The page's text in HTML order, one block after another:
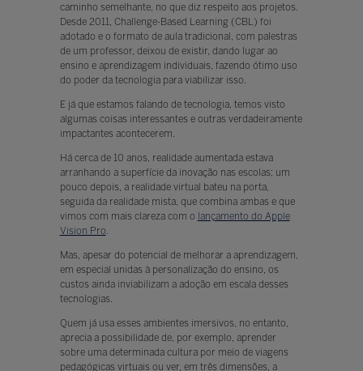
caminho semelhante, no que diz respeito aos projetos.
Desde 2011, Challenge-Based Learning (CBL) foi
adotado e o formato de aula tradicional, com palestras
de um professor, deixou de existir, dando lugar ao
ensino e aprendizagem individuais, fazendo ótimo uso
do poder da tecnologia para viabilizar isso.
E já que estamos falando de tecnologia, temos visto
algumas coisas interessantes e outras verdadeiramente
impactantes acontecerem.
Há cerca de 10 anos, realidade aumentada estava
arranhando a superfície da inovação nas escolas; um
pouco depois, a realidade virtual bateu na porta,
seguida da realidade mista, que combina ambas e que
vimos com mais clareza com o lançamento do Apple
Vision Pro
Mas, apesar do potencial de melhorar a aprendizagem,
em especial unidas à personalização do ensino, os
custos ainda inviabilizam a adoção em escala desses
tecnologias.
Quem já usa esses ambientes imersivos, no entanto,
aprecia a possibilidade de, por exemplo, aprender
sobre uma determinada cultura por meio de viagens
pedagógicas virtuais ou ver, em três dimensões, a